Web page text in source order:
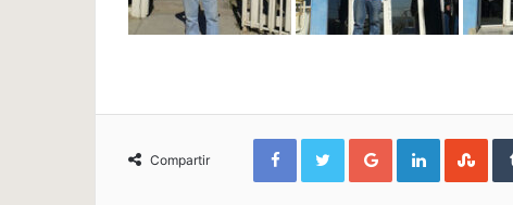
Compartir
FacebookTwitterGoogle+LinkedIn